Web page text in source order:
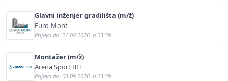
Glavni inženjer gradilišta (m/ž)
Euro-Mont
Prijava do: 21.08.2026. u 23:59
Montažer (m/ž)
Arena Sport BH
Prijava do: 03.09.2026. u 23:59